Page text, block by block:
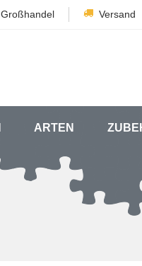
Großhandel Versand
ARTEN